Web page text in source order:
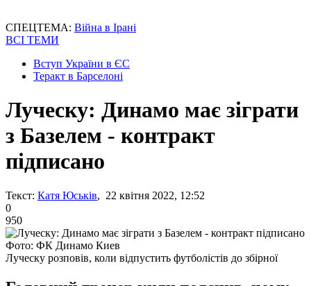
СПЕЦТЕМА: Війна в Ірані
ВСІ ТЕМИ
Вступ України в ЄС
Теракт в Барселоні
Луческу: Динамо має зіграти
з Базелем - контракт
підписано
Текст: Катя Юськів, 22 квітня 2022, 12:52
0
950
Фото: ФК Динамо Киев
Луческу розповів, коли відпустить футболістів до збірної